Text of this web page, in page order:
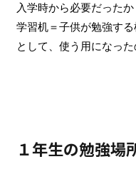
入学時から必要だった
学習机＝子供が勉強す
として、使う用になっ
１年生の勉強場